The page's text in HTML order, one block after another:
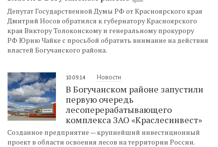
Депутат Государственной Думы РФ от Красноярского края
Дмитрий Носов обратился к губернатору Красноярского
края Виктору Толоконскому и генеральному прокурору
РФ Юрию Чайке с просьбой обратить внимание на действия
властей Богучанского района.
10.09.14 Новости
В Богучанском районе запустили
первую очередь
лесоперерабатывающего
комплекса ЗАО «Краслесинвест»
Созданное предприятие — крупнейший инвестиционный
проект в области освоения лесов на территории России.